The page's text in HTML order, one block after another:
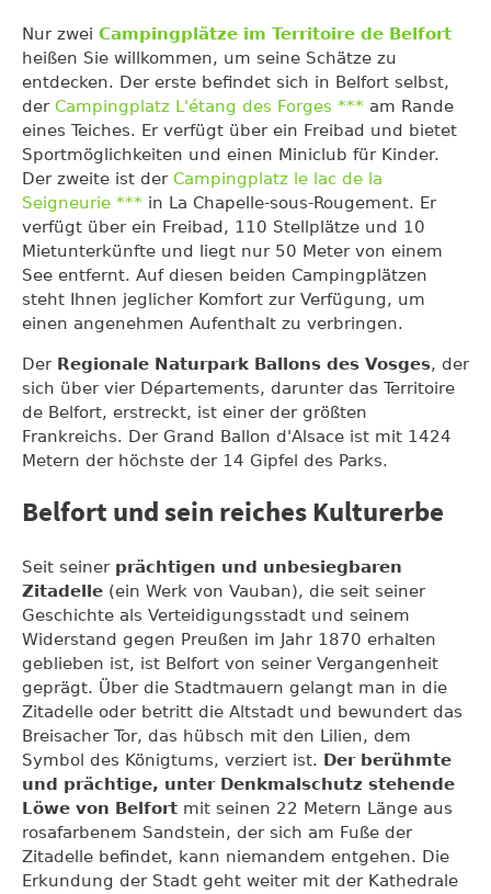
Nur zwei Campingplätze im Territoire de Belfort
heißen Sie willkommen, um seine Schätze zu
entdecken. Der erste befindet sich in Belfort selbst,
der Campingplatz L'étang des Forges *** am Rande
eines Teiches. Er verfügt über ein Freibad und bietet
Sportmöglichkeiten und einen Miniclub für Kinder.
Der zweite ist der Campingplatz le lac de la
Seigneurie *** in La Chapelle-sous-Rougement. Er
verfügt über ein Freibad, 110 Stellplätze und 10
Mietunterkünfte und liegt nur 50 Meter von einem
See entfernt. Auf diesen beiden Campingplätzen
steht Ihnen jeglicher Komfort zur Verfügung, um
einen angenehmen Aufenthalt zu verbringen.
Der Regionale Naturpark Ballons des Vosges, der
sich über vier Départements, darunter das Territoire
de Belfort, erstreckt, ist einer der größten
Frankreichs. Der Grand Ballon d'Alsace ist mit 1424
Metern der höchste der 14 Gipfel des Parks.
Belfort und sein reiches Kulturerbe
Seit seiner prächtigen und unbesiegbaren
Zitadelle (ein Werk von Vauban), die seit seiner
Geschichte als Verteidigungsstadt und seinem
Widerstand gegen Preußen im Jahr 1870 erhalten
geblieben ist, ist Belfort von seiner Vergangenheit
geprägt. Über die Stadtmauern gelangt man in die
Zitadelle oder betritt die Altstadt und bewundert das
Breisacher Tor, das hübsch mit den Lilien, dem
Symbol des Königtums, verziert ist. Der berühmte
und prächtige, unter Denkmalschutz stehende
Löwe von Belfort mit seinen 22 Metern Länge aus
rosafarbenem Sandstein, der sich am Fuße der
Zitadelle befindet, kann niemandem entgehen. Die
Erkundung der Stadt geht weiter mit der Kathedrale